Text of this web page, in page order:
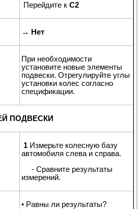
Перейдите к C2
→ Нет
При необходимости
установите новые элементы
подвески. Отрегулируйте углы
установки колес согласно
спецификации.
ПОДВЕСКИ
1 Измерьте колесную базу
автомобиля слева и справа.
- Сравните результаты
измерений.
• Равны ли результаты?